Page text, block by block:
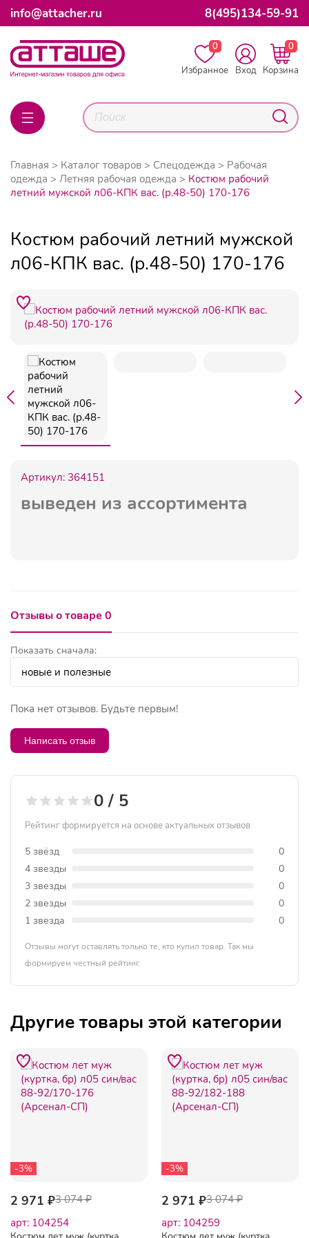
info@attacher.ru 8(495)134-59-91
0
Избранное
Вход
0
Корзина
Главная Каталог товаров Спецодежда
Рабочая
одежда
Летняя рабочая одежда
Костюм рабочий
летний мужской л06-КПК вас. (р.48-50) 170-176
Костюм рабочий летний мужской
л06-КПК вас. (р.48-50) 170-176
Артикул: 364151
выведен из ассортимента
Отзывы о товаре 0
Показать сначала:
Пока нет отзывов. Будьте первым!
Написать отзыв
0 / 5
Рейтинг формируется на основе актуальных отзывов
5 звёзд
0
4 звезды
0
3 звезды
0
2 звезды
0
1 звезда
0
Отзывы могут оставлять только те, кто купил товар. Так мы
формируем честный рейтинг.
Другие товары этой категории
-3%
2 971 ₽3 074 ₽
арт: 104254
-3%
2 971 ₽3 074 ₽
арт: 104259